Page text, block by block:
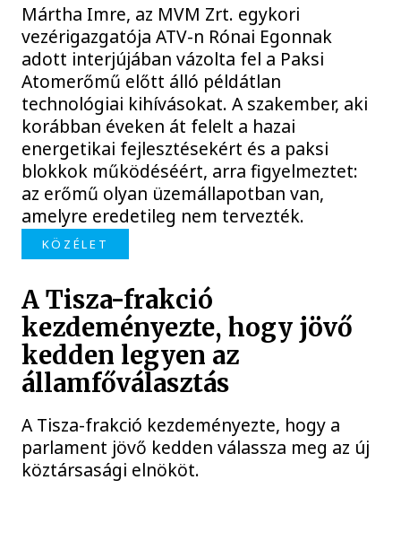
Mártha Imre, az MVM Zrt. egykori
vezérigazgatója ATV-n Rónai Egonnak
adott interjújában vázolta fel a Paksi
Atomerőmű előtt álló példátlan
technológiai kihívásokat. A szakember, aki
korábban éveken át felelt a hazai
energetikai fejlesztésekért és a paksi
blokkok működéséért, arra figyelmeztet:
az erőmű olyan üzemállapotban van,
amelyre eredetileg nem tervezték.
KÖZÉLET
A Tisza-frakció
kezdeményezte, hogy jövő
kedden legyen az
államfőválasztás
A Tisza-frakció kezdeményezte, hogy a
parlament jövő kedden válassza meg az új
köztársasági elnököt.